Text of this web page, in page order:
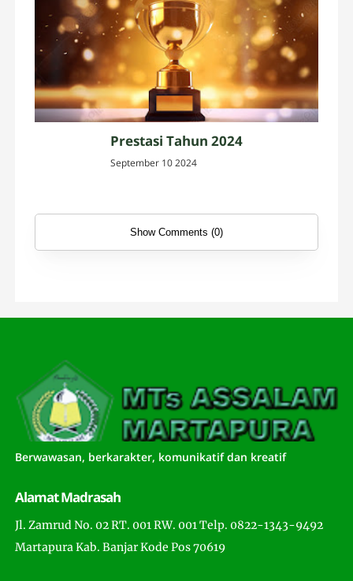
Prestasi Tahun 2024
September 10 2024
Show Comments (0)
Berwawasan, berkarakter, komunikatif dan kreatif
Alamat Madrasah
Jl. Zamrud No. 02 RT. 001 RW. 001 Telp. 0822-1343-9492
Martapura Kab. Banjar Kode Pos 70619